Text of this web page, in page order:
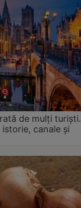
de mulți turiști.
canale și